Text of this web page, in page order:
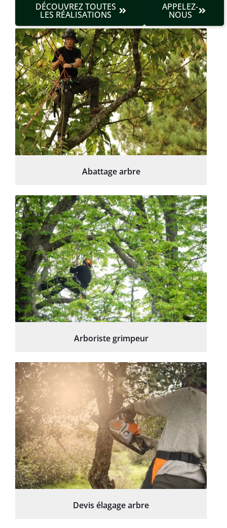
DÉCOUVREZ TOUTES
LES RÉALISATIONS
APPELEZ-
NOUS
Abattage arbre
Arboriste grimpeur
Devis élagage arbre